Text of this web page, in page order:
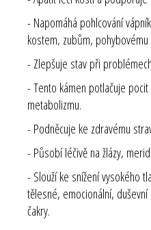
- Napomáhá pohlcování
kostem, zubům,
- Zlepšuje stav při
- Tento kámen potlačuje
metabolizmu.
- Podněcuje ke zdravému
- Působí léčivě na žlázy,
- Slouží ke snížení vysokého
tělesné, emocionální,
čakry.